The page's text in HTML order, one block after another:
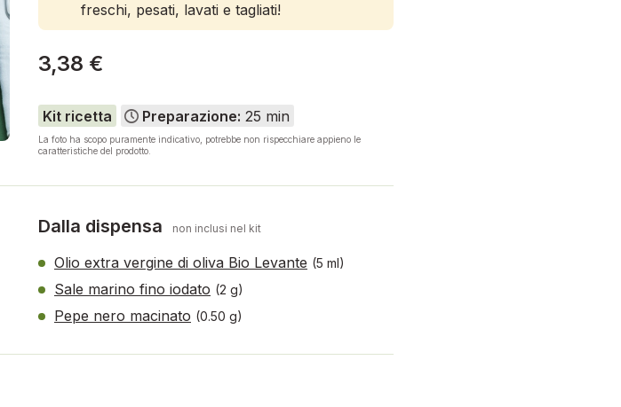
freschi, pesati, lavati e tagliati!
3,38 €
Kit ricetta Preparazione: 25 min
La foto ha scopo puramente indicativo, potrebbe non rispecchiare appieno le
caratteristiche del prodotto.
Dalla dispensa non inclusi nel kit
Olio extra vergine di oliva Bio Levante (5 ml)
Sale marino fino iodato (2 g)
Pepe nero macinato (0.50 g)